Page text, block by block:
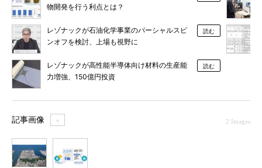
物開発を行う利点とは？
レゾナックが石油化学事業のパーシャルスピ
ンオフを検討、上場も視野に
読む
レゾナックが高性能半導体向け材料の生産能
力増強、150億円投資
読む
記事画像 ＋ 2 Images